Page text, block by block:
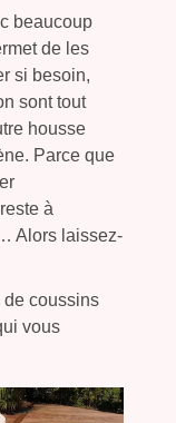
beaucoup
de les
si besoin,
sont tout
housse
Parce que
à
Alors laissez-
de coussins
vous